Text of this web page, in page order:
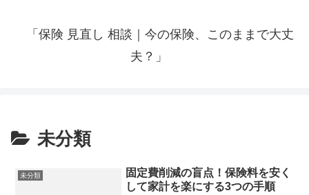
「保険 見直し 相談｜今の保険、このままで大丈
夫？」
未分類
未分類
固定費削減の盲点！保険料を安く
して家計を楽にする3つの手順